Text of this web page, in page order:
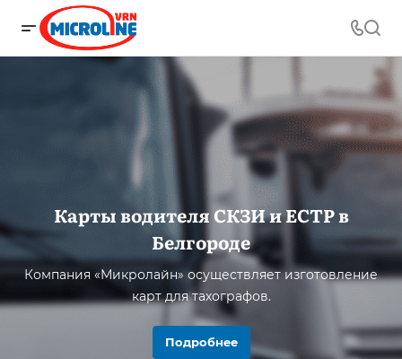
Карты водителя СКЗИ и ЕСТР в
Белгороде
Компания «Микролайн» осуществляет изготовление
карт для тахографов.
Подробнее